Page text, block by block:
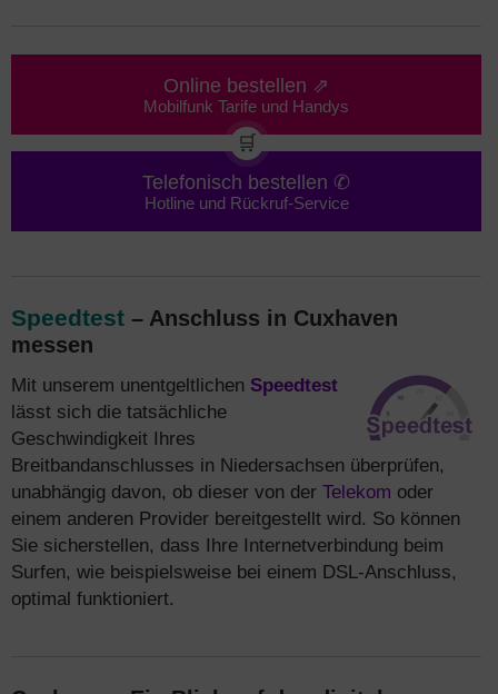
Online bestellen ⇗
Mobilfunk Tarife und Handys
🛒
Telefonisch bestellen ✆
Hotline und Rückruf-Service
Speedtest – Anschluss in Cuxhaven
messen
Mit unserem unentgeltlichen Speedtest
lässt sich die tatsächliche
Geschwindigkeit Ihres
Breitbandanschlusses in Niedersachsen überprüfen,
unabhängig davon, ob dieser von der Telekom oder
einem anderen Provider bereitgestellt wird. So können
Sie sicherstellen, dass Ihre Internetverbindung beim
Surfen, wie beispielsweise bei einem DSL-Anschluss,
optimal funktioniert.